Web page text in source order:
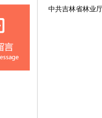
中共吉林省林业